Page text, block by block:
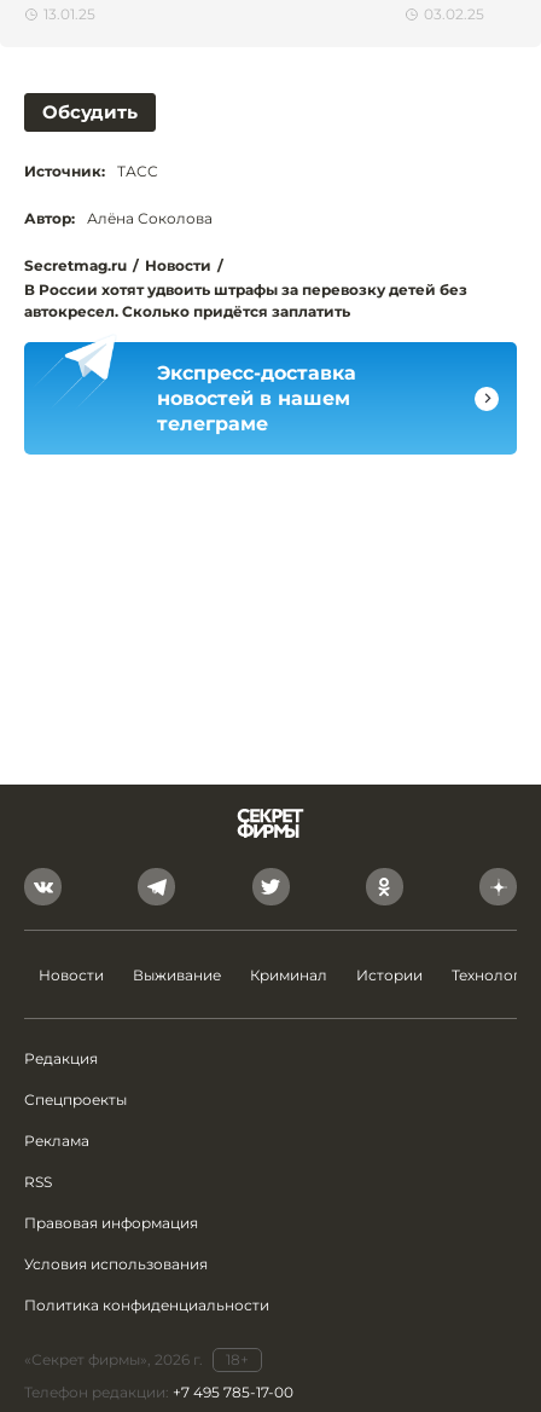
13.01.25 03.02.25
Обсудить
Источник: ТАСС
Автор: Алёна Соколова
Secretmag.ru / Новости /
В России хотят удвоить штрафы за перевозку детей без
автокресел. Сколько придётся заплатить
Экспресс-доставка
новостей в нашем
телеграме
Новости Выживание Криминал Истории Технологии
Редакция
Спецпроекты
Реклама
RSS
Правовая информация
Условия использования
Политика конфиденциальности
«Секрет фирмы», 2026 г.
18+
Телефон редакции: +7 495 785-17-00